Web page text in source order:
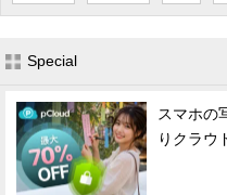
Special
スマホの
りクラウ